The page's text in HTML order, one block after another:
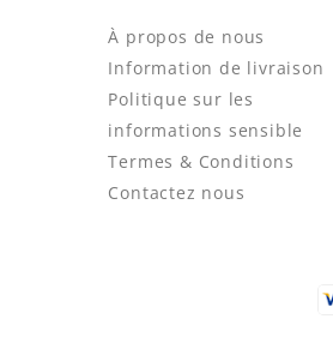
À propos de nous
Information de livraison
Politique sur les
informations sensible
Termes & Conditions
Contactez nous